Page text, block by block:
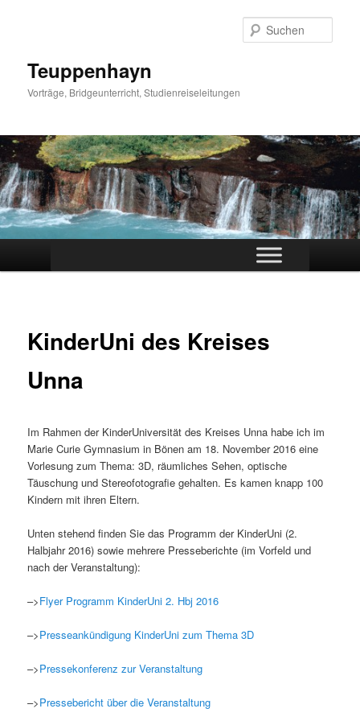
Teuppenhayn
Vorträge, Bridgeunterricht, Studienreiseleitungen
KinderUni des Kreises
Unna
Im Rahmen der KinderUniversität des Kreises Unna habe ich im
Marie Curie Gymnasium in Bönen am 18. November 2016 eine
Vorlesung zum Thema: 3D, räumliches Sehen, optische
Täuschung und Stereofotografie gehalten. Es kamen knapp 100
Kindern mit ihren Eltern.
Unten stehend finden Sie das Programm der KinderUni (2.
Halbjahr 2016) sowie mehrere Presseberichte (im Vorfeld und
nach der Veranstaltung):
–>Flyer Programm KinderUni 2. Hbj 2016
–>Presseankündigung KinderUni zum Thema 3D
–>Pressekonferenz zur Veranstaltung
–>Pressebericht über die Veranstaltung